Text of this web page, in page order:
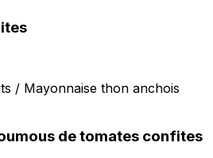
/ Mayonnaise thon anchois
de tomates confites